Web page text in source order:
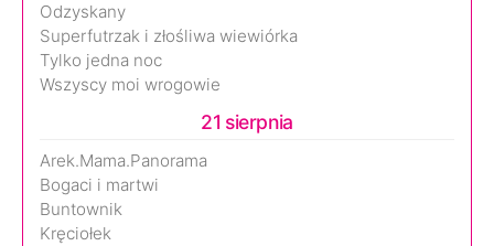
Odzyskany
Superfutrzak i złośliwa wiewiórka
Tylko jedna noc
Wszyscy moi wrogowie
21 sierpnia
Arek.Mama.Panorama
Bogaci i martwi
Buntownik
Kręciołek